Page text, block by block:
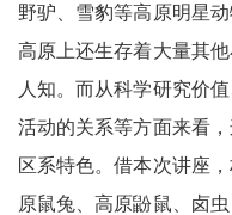
野驴、雪豹等高原明星
高原上还生存着大量其
人知。而从科学研究价
活动的关系等方面来看
区系特色。借本次讲座
原鼠兔、高原鼢鼠、卤